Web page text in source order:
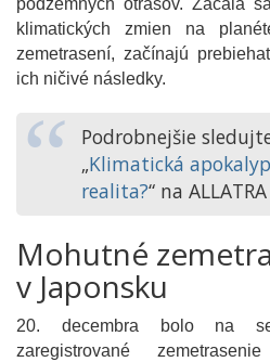
podzemných otrasov. Začala
klimatických zmien na
zemetrasení, začínajú
ich ničivé následky.
Podrobnejšie
„Klimatická
realita?“ na
Mohutné
v Japonsku
20. decembra bolo na
zaregistrované